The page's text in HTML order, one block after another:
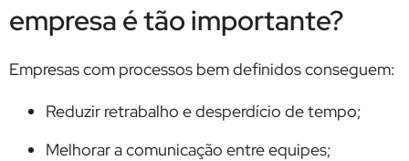
empresa é tão importante?
Empresas com processos bem definidos conseguem:
Reduzir retrabalho e desperdício de tempo;
Melhorar a comunicação entre equipes;